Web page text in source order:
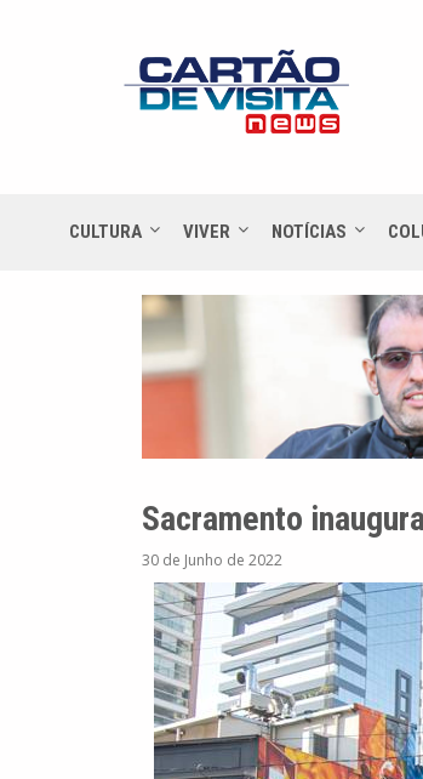
CULTURA VIVER NOTÍCIAS
Sacramento
30 de Junho de 2022